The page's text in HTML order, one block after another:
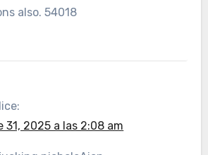
also. 54018
31, 2025 a las 2:08 am